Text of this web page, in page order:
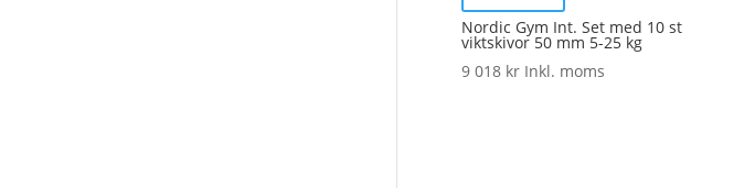
Nordic Gym Int. Set med 10 st
viktskivor 50 mm 5-25 kg
9 018 kr Inkl. moms